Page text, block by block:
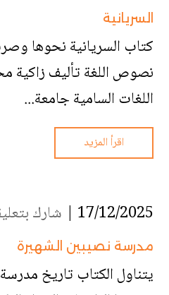
السريانية
كتاب السريانية نحوها
نصوص اللغة تأليف زاكية
اللغات السامية جامعة...
اقرأ المزيد
17/12/2025 | شارك
مدرسة نصيبين الشهيرة
يتناول الكتاب تاريخ